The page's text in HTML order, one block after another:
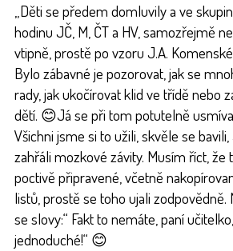
„Děti se předem domluvily a ve
hodinu JČ, M, ČT a HV, samozřejmě
vtipně, prostě po vzoru J.A.
Bylo zábavné je pozorovat, jak se
rady, jak ukočírovat klid ve třídě nebo
dětí. 😊Já se při tom potutelně
Všichni jsme si to užili, skvěle se
zahřáli mozkové závity. Musím říct, že
poctivě připravené, včetně
listů, prostě se toho ujali zodpovědně.
se slovy:“ Fakt to nemáte, paní
jednoduché!“ 😊